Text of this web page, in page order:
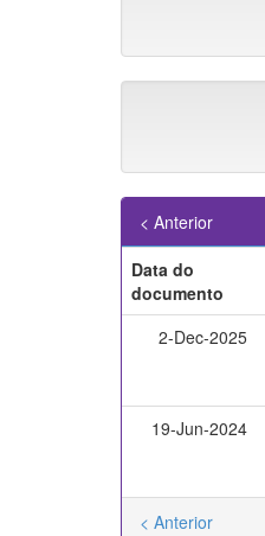
< Anterior
Data do
documento
2-Dec-2025
19-Jun-2024
< Anterior